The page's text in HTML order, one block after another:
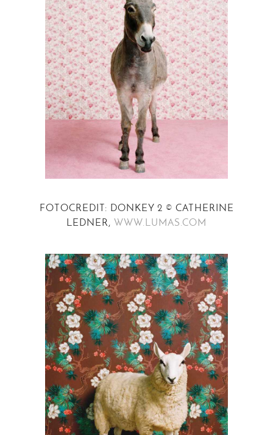
FOTOCREDIT: DONKEY 2 © CATHERINE
LEDNER, WWW.LUMAS.COM